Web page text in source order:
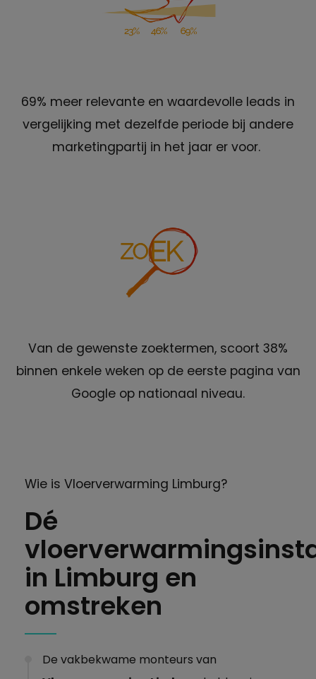
69% meer relevante en waardevolle leads in
vergelijking met dezelfde periode bij andere
marketingpartij in het jaar er voor.
Van de gewenste zoektermen, scoort 38%
binnen enkele weken op de eerste pagina van
Google op nationaal niveau.
Wie is Vloerverwarming Limburg?
Dé
in Limburg en
omstreken
De vakbekwame monteurs van